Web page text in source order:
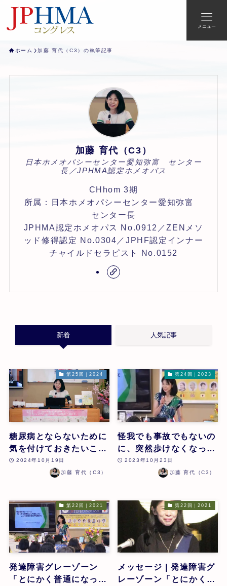
メニュー
ホーム 加藤 育代（C3）の執筆記事
加藤 育代（C3）
日本ホメオパシーセンター愛知弥富 センター
長／JPHMA認定ホメオパス
CHhom 3期
所属：日本ホメオパシーセンター愛知弥富
センター長
JPHMA認定ホメオパス No.0912／ZENメソ
ッド修得認定 No.0304／JPHF認定インナー
チャイルドセラピスト No.0152
新着 人気記事
第25回｜2024
糖尿病とならないために
気を付けておきたいこと
| 加藤育代 | 第25回
2024年10月19日
加藤 育代（C3）
第24回｜2023
怪我でも事故でもないの
に、突然歩けなくなった
症例 4ケース | 加藤育代
2023年10月23日
加藤 育代（C3）
第22回｜2021
発達障害グレーゾーン
「とにかく普通になって
第22回｜2021
メッセージ | 発達障害グ
レーゾーン「とにかく普